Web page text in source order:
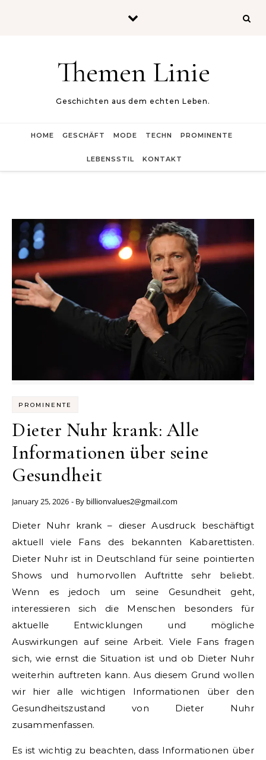
Themen Linie
Geschichten aus dem echten Leben.
HOME GESCHÄFT MODE TECHN PROMINENTE
LEBENSSTIL KONTAKT
PROMINENTE
Dieter Nuhr krank: Alle
Informationen über seine
Gesundheit
January 25, 2026 - By billionvalues2@gmail.com
Dieter Nuhr krank – dieser Ausdruck beschäftigt
aktuell viele Fans des bekannten Kabarettisten.
Dieter Nuhr ist in Deutschland für seine pointierten
Shows und humorvollen Auftritte sehr beliebt.
Wenn es jedoch um seine Gesundheit geht,
interessieren sich die Menschen besonders für
aktuelle Entwicklungen und mögliche
Auswirkungen auf seine Arbeit. Viele Fans fragen
sich, wie ernst die Situation ist und ob Dieter Nuhr
weiterhin auftreten kann. Aus diesem Grund wollen
wir hier alle wichtigen Informationen über den
Gesundheitszustand von Dieter Nuhr
zusammenfassen.
Es ist wichtig zu beachten, dass Informationen über